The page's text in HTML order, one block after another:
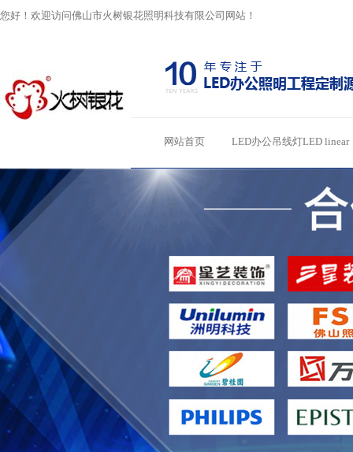
您好！欢迎访问佛山市火树银花照明科技有限公司网站！
网站首页 LED办公吊线灯LED linear